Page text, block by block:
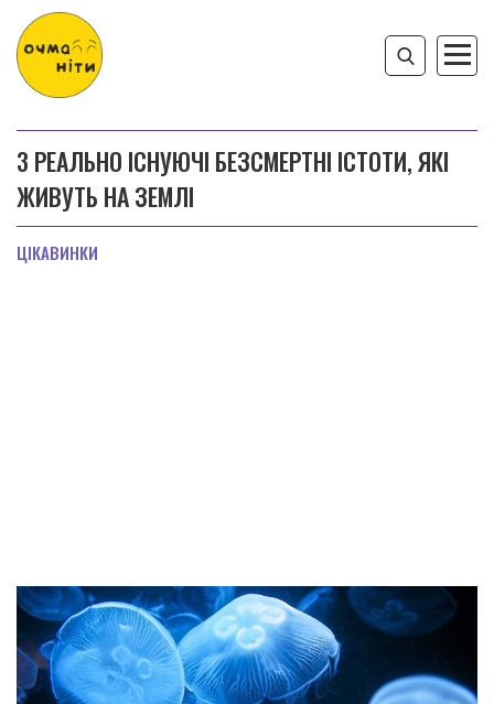
3 РЕАЛЬНО ІСНУЮЧІ БЕЗСМЕРТНІ ІСТОТИ, ЯКІ
ЖИВУТЬ НА ЗЕМЛІ
ЦІКАВИНКИ